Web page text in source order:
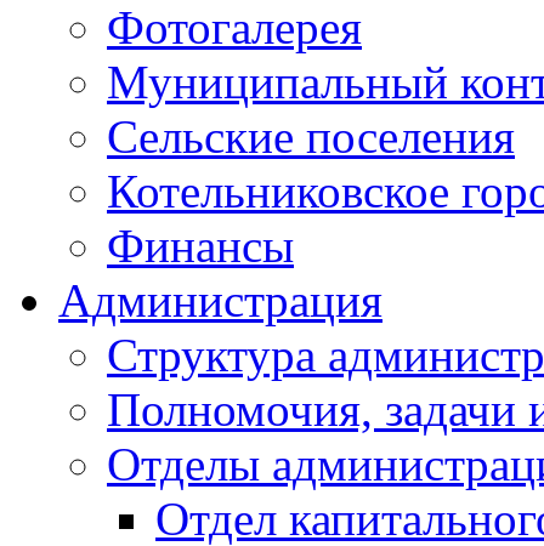
Фотогалерея
Муниципальный
Сельские поселения
Котельниковское
Финансы
Администрация
Структура
Полномочия, задачи
Отделы
Отдел